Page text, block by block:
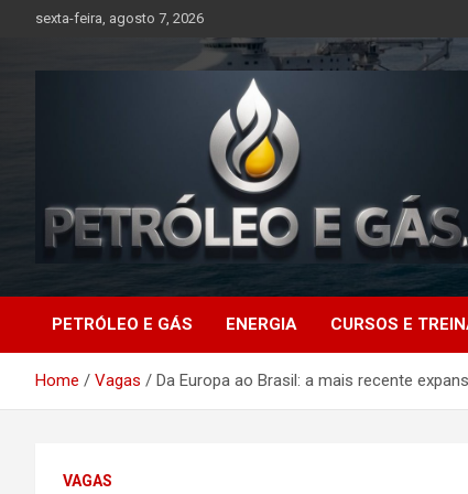
sexta-feira, agosto 7, 2026
Petróleo e Gás |
Últimas notícias
relacionadas a
petróleo, gás, vagas de
PETRÓLEO E GÁS ENERGIA CURSOS E
Home Vagas Da Europa ao Brasil: a mais recente
VAGAS